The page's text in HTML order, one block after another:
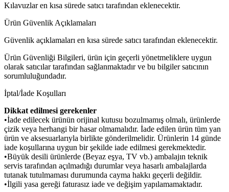
Kılavuzlar en kısa sürede satıcı tarafından eklenecektir.
Ürün Güvenlik Açıklamaları
Güvenlik açıklamaları en kısa sürede satıcı tarafından eklenecektir.
Ürün Güvenliği Bilgileri, ürün için geçerli yönetmeliklere uygun
olarak satıcılar tarafından sağlanmaktadır ve bu bilgiler satıcının
sorumluluğundadır.
İptal/İade Koşulları
Dikkat edilmesi gerekenler
•İade edilecek ürünün orijinal kutusu bozulmamış olmalı, ürünlerde
çizik veya herhangi bir hasar olmamalıdır. İade edilen ürün tüm yan
ürün ve aksesuarlarıyla birlikte gönderilmelidir. Ürünlerin 14 günde
iade koşullarına uygun bir şekilde iade edilmesi gerekmektedir.
•Büyük desili ürünlerde (Beyaz eşya, TV vb.) ambalajın teknik
servis tarafından açılmadığı durumlar veya hasarlı ambalajlarda
tutanak tutulmaması durumunda cayma hakkı geçerli değildir.
•İlgili yasa gereği faturasız iade ve değişim yapılamamaktadır.